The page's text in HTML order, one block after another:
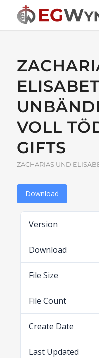
VOLL
GIFTS
ZACHARIAS UND
Download
Version
Download
File Size
File Count
Create Date
Last Updated